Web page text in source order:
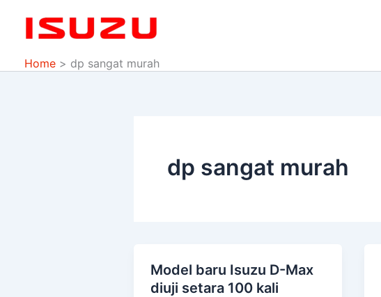
Home dp sangat murah
dp sangat murah
Model baru Isuzu D-Max
diuji setara 100 kali
Model
baru